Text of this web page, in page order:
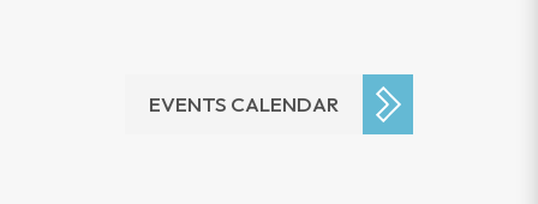
EVENTS CALENDAR